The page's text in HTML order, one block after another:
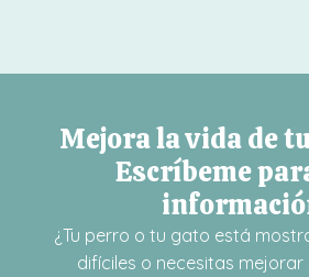
Mejora la vida de
Escríbeme
¿Tu perro o tu gato está
difíciles o necesitas mejorar